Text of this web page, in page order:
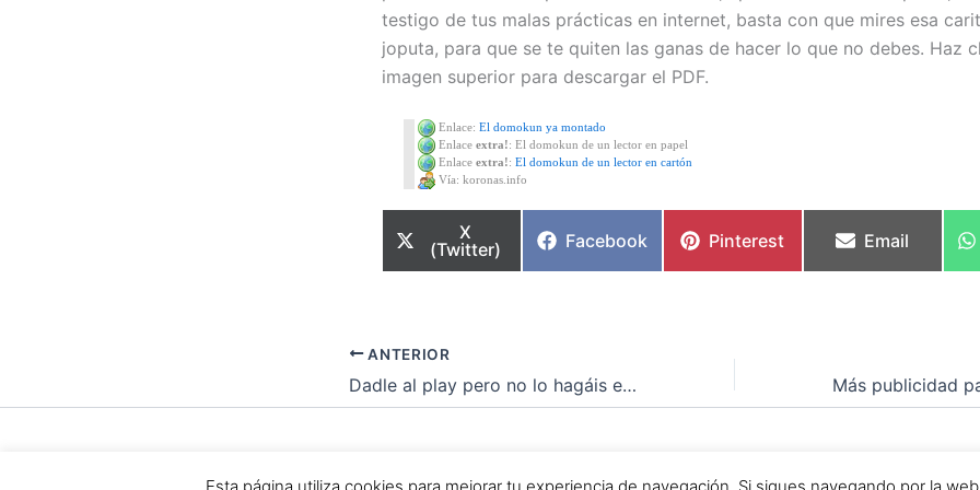
testigo de tus malas prácticas en internet, basta con que mires esa
joputa, para que se te quiten las ganas de hacer lo que no debes. Haz
imagen superior para descargar el PDF.
Enlace: El domokun ya montado
Enlace extra!: El domokun de un lector en papel
Enlace extra!: El domokun de un lector en cartón
Vía: koronas.info
Compartir
en
X
(Twitter)
Compartir
Facebook
Compartir
Pinterest
Compartir
Email
ANTERIOR
Dadle al play pero no lo hagáis en casa